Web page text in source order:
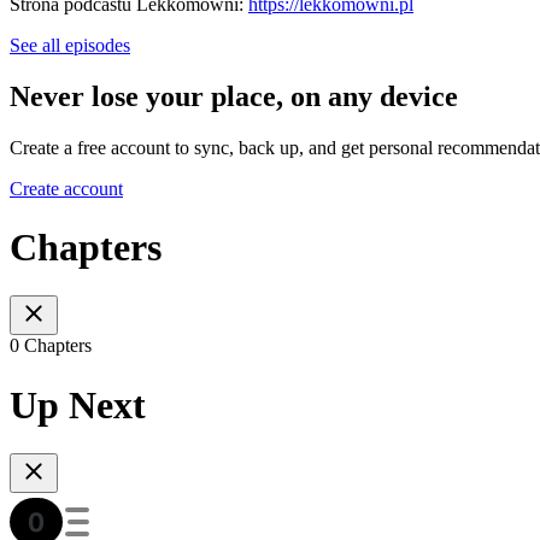
See all episodes
Never lose your place, on any device
Create a free account to sync, back up, and get personal
Create account
Chapters
0 Chapters
Up Next